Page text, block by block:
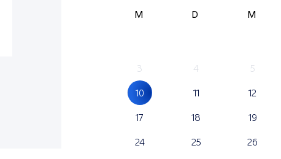
M D M
3
4 5
10
11 12
17
18 19
24
25 26